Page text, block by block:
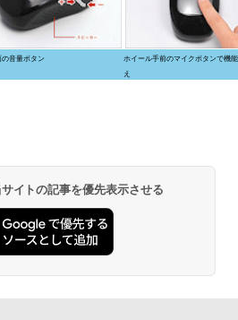
の音量ボタン
ホイール手前のマイクボタンで機
え
イトの記事を優先表示させる